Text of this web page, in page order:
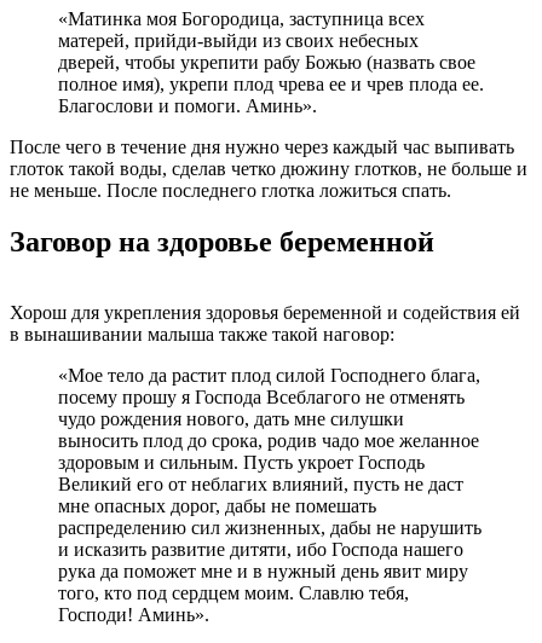
«Матинка моя Богородица, заступница всех
матерей, прийди-выйди из своих небесных
дверей, чтобы укрепити рабу Божью (назвать свое
полное имя), укрепи плод чрева ее и чрев плода ее.
Благослови и помоги. Аминь».
После чего в течение дня нужно через каждый час выпивать
глоток такой воды, сделав четко дюжину глотков, не больше и
не меньше. После последнего глотка ложиться спать.
Заговор на здоровье беременной
Хорош для укрепления здоровья беременной и содействия ей
в вынашивании малыша также такой наговор:
«Мое тело да растит плод силой Господнего блага,
посему прошу я Господа Всеблагого не отменять
чудо рождения нового, дать мне силушки
выносить плод до срока, родив чадо мое желанное
здоровым и сильным. Пусть укроет Господь
Великий его от неблагих влияний, пусть не даст
мне опасных дорог, дабы не помешать
распределению сил жизненных, дабы не нарушить
и исказить развитие дитяти, ибо Господа нашего
рука да поможет мне и в нужный день явит миру
того, кто под сердцем моим. Славлю тебя,
Господи! Аминь».